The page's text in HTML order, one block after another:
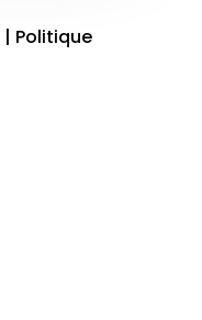
| Politique